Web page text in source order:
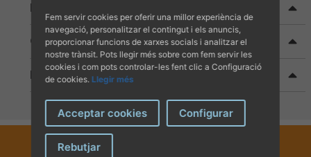
Baixa col·legial
Canvi de situació a veterinari jubilat
Reducció de quota col·legial
Fem servir cookies per oferir una millor experiència de
navegació, personalitzar el contingut i els anuncis,
proporcionar funcions de xarxes socials i analitzar el
nostre trànsit. Pots llegir més sobre com fem servir les
cookies i com pots controlar-les fent clic a Configuració
de cookies. Llegir més
Acceptar cookies Configurar
Rebutjar